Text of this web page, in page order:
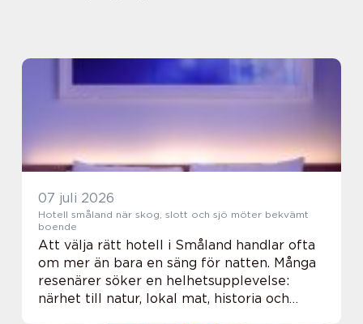
07 juli 2026
Hotell småland när skog, slott och sjö möter bekvämt
boende
Att välja rätt hotell i Småland handlar ofta
om mer än bara en säng för natten. Många
resenärer söker en helhetsupplevelse:
närhet till natur, lokal mat, historia och